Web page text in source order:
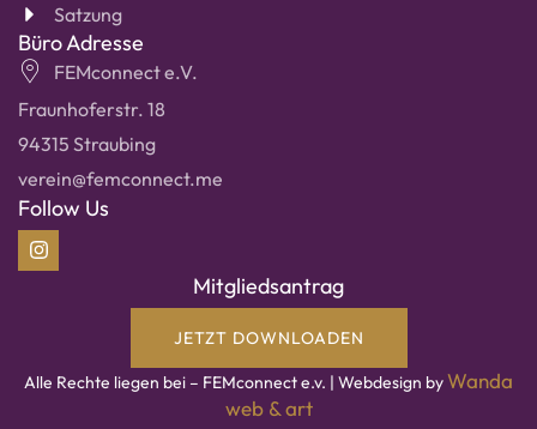
Satzung
Büro Adresse
FEMconnect e.V.
Fraunhoferstr. 18
94315 Straubing
verein@femconnect.me
Follow Us
Mitgliedsantrag
JETZT DOWNLOADEN
Alle Rechte liegen bei – FEMconnect e.v. | Webdesign byWanda
web & art